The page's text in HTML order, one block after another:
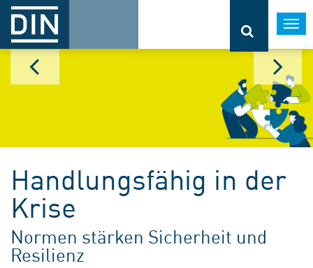
Handlungsfähig in der
Krise
Normen stärken Sicherheit und
Resilienz